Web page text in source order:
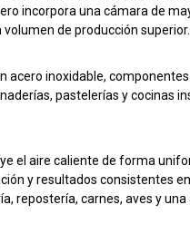
incorpora una cámara de
de producción superior.
acero inoxidable,
pastelerías y cocinas
el aire caliente de forma
y resultados consistentes
repostería, carnes, aves y